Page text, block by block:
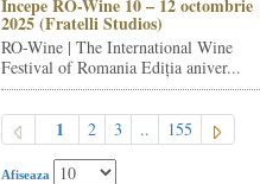
Începe RO-Wine 10 – 12 octombrie
2025 (Fratelli Studios)
RO-Wine | The International Wine
Festival of Romania Ediția aniver...
1 2 3 .. 155
Afiseaza